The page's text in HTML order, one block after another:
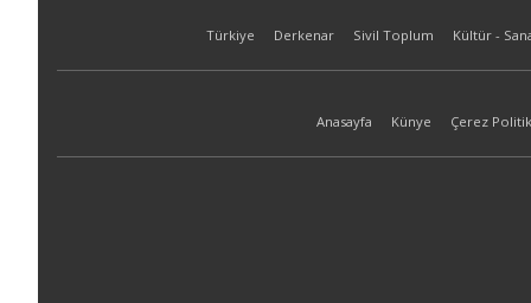
Türkiye Derkenar Sivil Toplum Kültür -
Anasayfa Künye Çerez